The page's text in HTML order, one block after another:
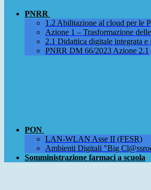
PNRR
1.2 Abilitazione al cloud per le
Azione 1 – Trasformazione
2.1 Didattica digitale integrata
PNRR DM 66/2023 Azione 2.1
PON
LAN-WLAN Asse II (FESR)
Ambienti Digitali "Big
Somministrazione farmaci a scuola